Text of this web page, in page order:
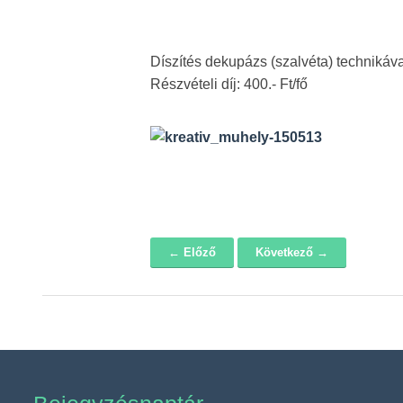
Díszítés dekupázs (szalvéta)
Részvételi díj: 400.- Ft/fő
← Előző Következő →